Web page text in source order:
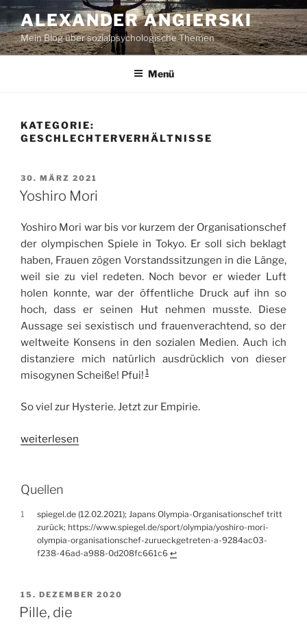
Zum
Inhalt
springen
ALEXANDER ANGIERSKI
Mein Blog über sozialpsychologische Themen
Menü
KATEGORIE:
GESCHLECHTERVERHÄLTNISSE
VERÖFFENTLICHT
AM
30. MÄRZ 2021
Yoshiro Mori
Yoshiro Mori war bis vor kurzem der Organisationschef
der olympischen Spiele in Tokyo. Er soll sich beklagt
haben, Frauen zögen Vorstandssitzungen in die Länge,
weil sie zu viel redeten. Noch bevor er wieder Luft
holen konnte, war der öffentliche Druck auf ihn so
hoch, dass er seinen Hut nehmen musste. Diese
Aussage sei sexistisch und frauenverachtend, so der
weltweite Konsens in den sozialen Medien. Auch ich
distanziere mich natürlich ausdrücklich von dieser
misogynen Scheiße! Pfui! 1
So viel zur Hysterie. Jetzt zur Empirie.
„Yoshiro
weiterlesen
Quellen
1
spiegel.de (12.02.2021); Japans Olympia-Organisationschef tritt
zurück; https://www.spiegel.de/sport/olympia/yoshiro-mori-
olympia-organisationschef-zurueckgetreten-a-9284ac03-
f238-46ad-a988-0d208fc661c6 ↩︎
VERÖFFENTLICHT
AM
15. DEZEMBER 2020
Pille, die